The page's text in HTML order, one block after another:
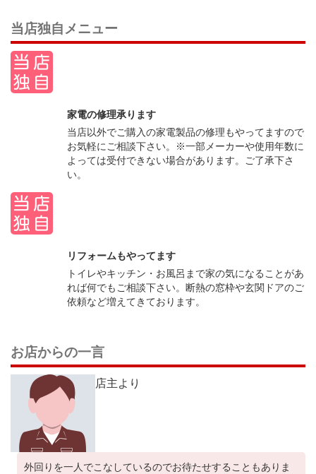
当店独自メニュー
家電の修理承ります
当店以外でご購入の家電製品の修理もやってますので
お気軽にご相談下さい。※一部メーカーや使用年数に
よっては受付できない場合があります。ご了承下さ
い。
リフォームもやってます
トイレやキッチン・お風呂まで家の気になることがあ
れば何でもご相談下さい。断熱の窓枠や玄関ドアのご
依頼など増えてきております。
お店からの一言
店主より
外回りを一人でこなしているのでお待たせすることもありま